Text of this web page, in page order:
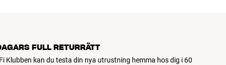
FULL RETURRÄTT
Klubben kan du testa din nya utrustning hemma hos dig i 60